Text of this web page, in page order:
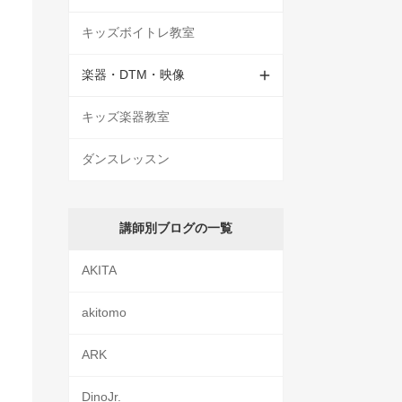
キッズボイトレ教室
楽器・DTM・映像
キッズ楽器教室
ダンスレッスン
講師別ブログの一覧
AKITA
akitomo
ARK
DinoJr.